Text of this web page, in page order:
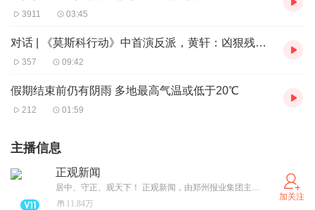
笑话。
我很喜欢的同行在朋友圈感慨：羡慕这种沉浸和专注。心下
正观新闻·郑州晚报记者 郭韬略 文 白韬 图
3911 03:45
对话 | 《莫斯科行动》中首演反派，黄轩：凶狠残忍但优雅文艺喜欢古典乐
357 09:42
假期结束前仍有阴雨 多地最高气温或低于20℃
212 01:59
主播信息
正观新闻
居中、守正、观天下！ 正观新闻，由郑州报业集团主办，是郑州市全力打造的“扎根郑州、立足中原、放眼全球”的拥有较强影响力的新型主流媒体，集“新闻+政务+服务”于一体的突出文化和国际视野的新媒体平台。
11.84万
加关注